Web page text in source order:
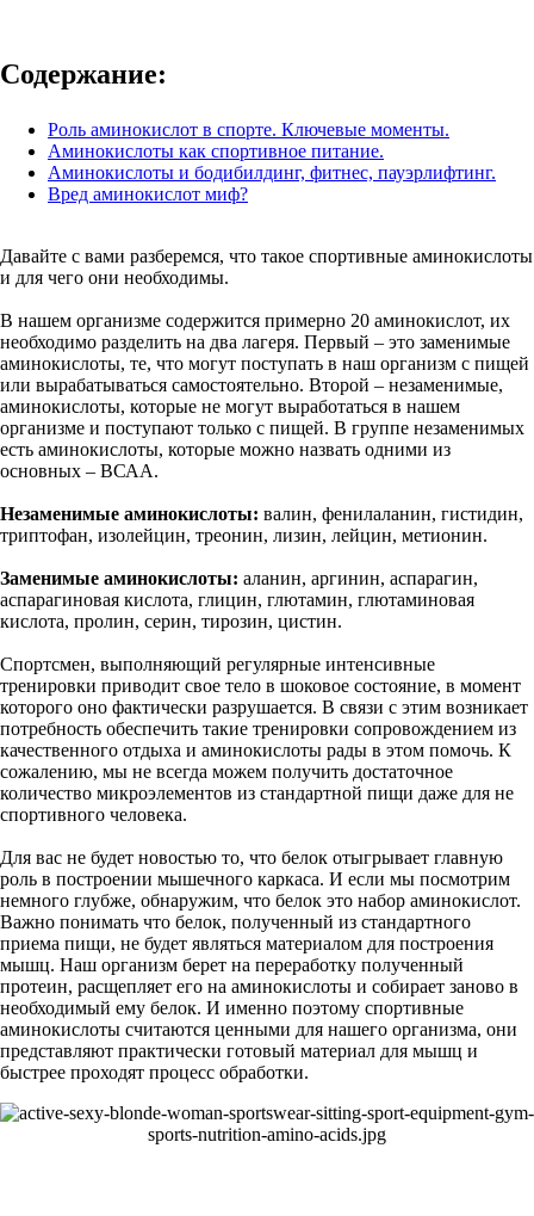
Содержание:
Роль аминокислот в спорте. Ключевые моменты.
Аминокислоты как спортивное питание.
Аминокислоты и бодибилдинг, фитнес, пауэрлифтинг.
Вред аминокислот миф?
Давайте с вами разберемся, что такое спортивные аминокислоты
и для чего они необходимы.
В нашем организме содержится примерно 20 аминокислот, их
необходимо разделить на два лагеря. Первый – это заменимые
аминокислоты, те, что могут поступать в наш организм с пищей
или вырабатываться самостоятельно. Второй – незаменимые,
аминокислоты, которые не могут выработаться в нашем
организме и поступают только с пищей. В группе незаменимых
есть аминокислоты, которые можно назвать одними из
основных – ВСАА.
Незаменимые аминокислоты: валин, фенилаланин, гистидин,
триптофан, изолейцин, треонин, лизин, лейцин, метионин.
Заменимые аминокислоты: аланин, аргинин, аспарагин,
аспарагиновая кислота, глицин, глютамин, глютаминовая
кислота, пролин, серин, тирозин, цистин.
Спортсмен, выполняющий регулярные интенсивные
тренировки приводит свое тело в шоковое состояние, в момент
которого оно фактически разрушается. В связи с этим возникает
потребность обеспечить такие тренировки сопровождением из
качественного отдыха и аминокислоты рады в этом помочь. К
сожалению, мы не всегда можем получить достаточное
количество микроэлементов из стандартной пищи даже для не
спортивного человека.
Для вас не будет новостью то, что белок отыгрывает главную
роль в построении мышечного каркаса. И если мы посмотрим
немного глубже, обнаружим, что белок это набор аминокислот.
Важно понимать что белок, полученный из стандартного
приема пищи, не будет являться материалом для построения
мышц. Наш организм берет на переработку полученный
протеин, расщепляет его на аминокислоты и собирает заново в
необходимый ему белок. И именно поэтому спортивные
аминокислоты считаются ценными для нашего организма, они
представляют практически готовый материал для мышц и
быстрее проходят процесс обработки.